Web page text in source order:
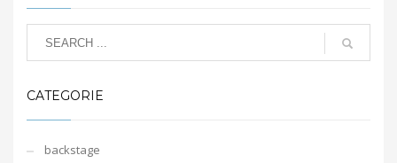
CATEGORIE
backstage